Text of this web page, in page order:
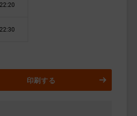
22:20
22:30
印刷する